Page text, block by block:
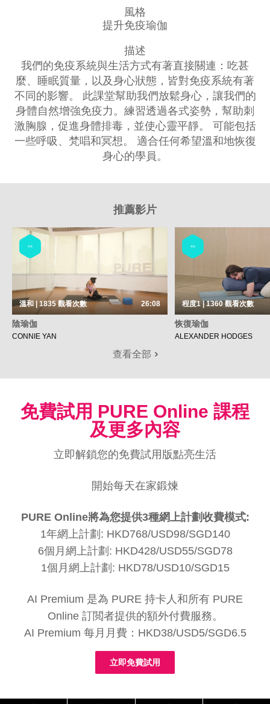
風格
提升免疫瑜伽
描述
我們的免疫系統與生活方式有著直接關連：吃甚
麼、睡眠質量，以及身心狀態，皆對免疫系統有著
不同的影響。 此課堂幫助我們放鬆身心，讓我們的
身體自然增強免疫力。練習透過各式姿勢，幫助刺
激胸腺，促進身體排毒，並使心靈平靜。 可能包括
一些呼吸、梵唱和冥想。 適合任何希望溫和地恢復
身心的學員。
推薦影片
瑜伽
溫和 | 1835觀看次數 26:08
陰瑜伽
CONNIE YAN
瑜伽
程度1 | 1360觀看次數
恢復瑜伽
ALEXANDER HODGES
查看全部
免費試用 PURE Online 課程
及更多內容
立即解鎖您的免費試用版點亮生活
開始每天在家鍛煉
PURE Online將為您提供3種網上計劃收費模式:
1年網上計劃: HKD768/USD98/SGD140
6個月網上計劃: HKD428/USD55/SGD78
1個月網上計劃: HKD78/USD10/SGD15
AI Premium 是為 PURE 持卡人和所有 PURE
Online 訂閲者提供的額外付費服務。
AI Premium 每月月費：HKD38/USD5/SGD6.5
立即免費試用